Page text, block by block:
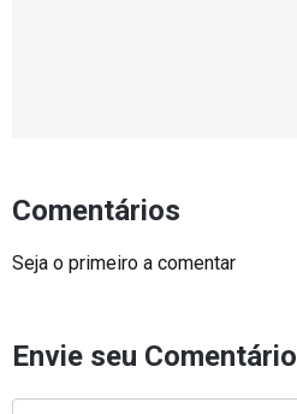
Comentários
Seja o primeiro a comentar
Envie seu Comentário